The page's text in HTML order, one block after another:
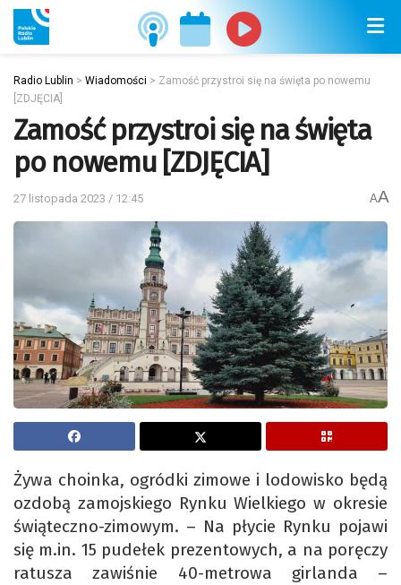
Radio Lublin > Wiadomości > Zamość przystroi się na święta po nowemu
[ZDJĘCIA]
Zamość przystroi się na święta
po nowemu [ZDJĘCIA]
27 listopada 2023 / 12:45 AA
Żywa choinka, ogródki zimowe i lodowisko będą
ozdobą zamojskiego Rynku Wielkiego w okresie
świąteczno-zimowym. – Na płycie Rynku pojawi
się m.in. 15 pudełek prezentowych, a na poręczy
ratusza zawiśnie 40-metrowa girlanda –